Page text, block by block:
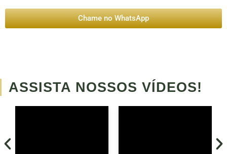
Chame no WhatsApp
ASSISTA NOSSOS VÍDEOS!